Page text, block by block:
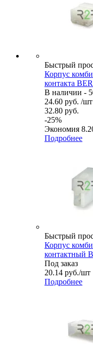
Быстрый
Корпус
контакта
В наличии -
24.60 руб. /шт
32.80 руб.
-25%
Экономия
Подробнее
Быстрый
Корпус
контактный
Под заказ
20.14 руб./шт
Подробнее